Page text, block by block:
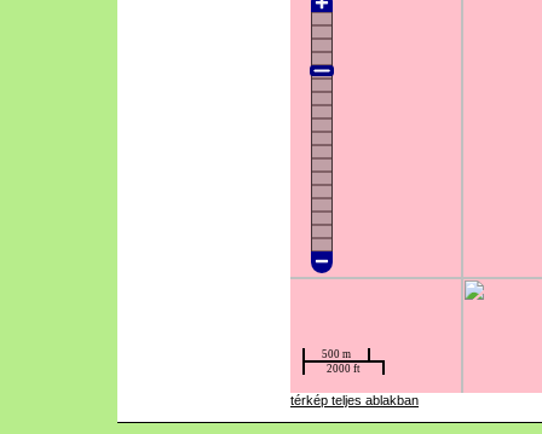
térkép teljes ablakban